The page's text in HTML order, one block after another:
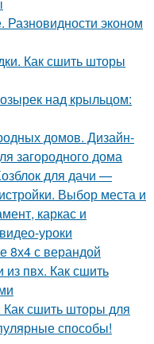
Разновидности эконом
Как сшить шторы
над крыльцом:
домов. Дизайн-
загородного дома
для дачи —
Выбор места и
каркас и
уроки
8х4 с верандой
пвх. Как сшить
сшить шторы для
способы!